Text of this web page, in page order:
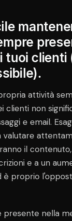
tuoi clienti
attività
clienti non
e email.
valutare
il
e a un
è proprio
presente nella